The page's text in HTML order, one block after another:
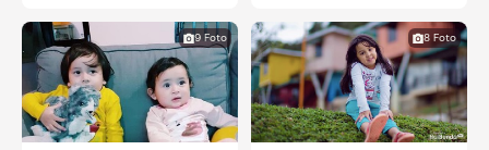
9 Foto 8 Foto